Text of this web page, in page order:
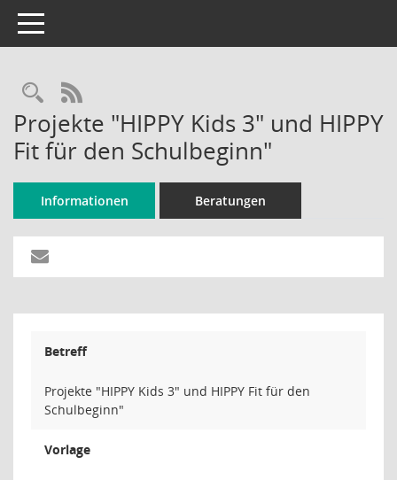
Toggle navigation
Rechercheauswahl
RSS-Feed
Projekte "HIPPY Kids 3" und HIPPY
Fit für den Schulbeginn"
Informationen Beratungen
Betreff
Projekte "HIPPY Kids 3" und HIPPY Fit für den
Schulbeginn"
Vorlage